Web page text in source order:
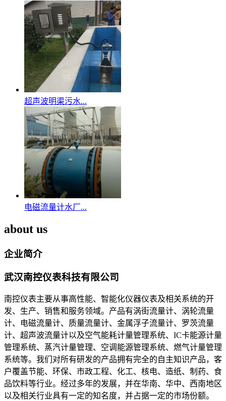
超声波明渠污水...
电磁流量计水厂...
about us
企业简介
武汉南控仪表科技有限公司
南控仪表主要从事高性能、智能化仪器仪表及相关系统的开
发、生产、销售和服务领域。产品有涡街流量计、涡轮流量
计、电磁流量计、质量流量计、金属浮子流量计、罗茨流量
计、超声波流量计以及空气能耗计量管理系统、IC卡能源计量
管理系统、蒸汽计量管理、空调能源管理系统、燃气计量管理
系统等。我们对所有研发的产品拥有完全的自主知识产品，客
户覆盖节能、环保、市政工程、化工、核电、造纸、制药、食
品饮料等行业。经过多年的发展，并在华南、华中、西南地区
以及相关行业具有一定的知名度，并占据一定的市场份额。